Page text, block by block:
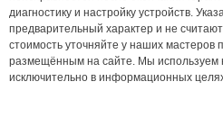
диагностику и настройку устройств.
предварительный характер и не
стоимость уточняйте у наших
размещённым на сайте. Мы используем
исключительно в информационных